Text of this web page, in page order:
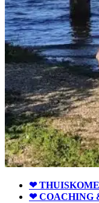
❤
❤ COACHING